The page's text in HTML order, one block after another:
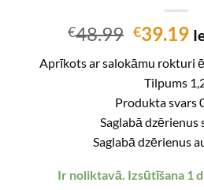
€48.99 Original
was:
€48.99.
€39.19
Aprīkots ar salokāmu rokturi
Tilpums
Produkta svars
Saglabā dzērienus
Saglabā dzērienus
Ir noliktavā. Izsūtīšana 1